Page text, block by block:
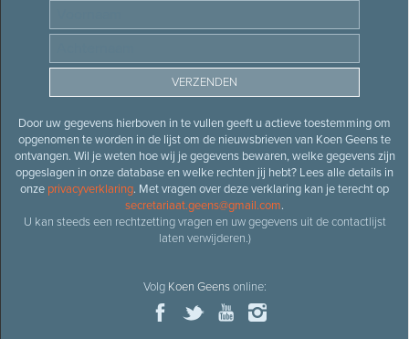
Door uw gegevens hierboven in te vullen geeft u actieve toestemming om
opgenomen te worden in de lijst om de nieuwsbrieven van Koen Geens te
ontvangen. Wil je weten hoe wij je gegevens bewaren, welke gegevens zijn
opgeslagen in onze database en welke rechten jij hebt? Lees alle details in
onze privacyverklaring. Met vragen over deze verklaring kan je terecht op
secretariaat.geens@gmail.com.
U kan steeds een rechtzetting vragen en uw gegevens uit de contactlijst
laten verwijderen.)
Volg Koen Geensonline: